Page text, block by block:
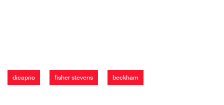
dicaprio fisher stevens beckham